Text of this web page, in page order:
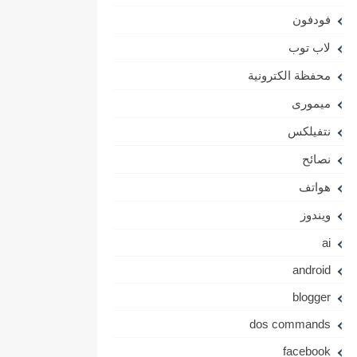
فودفون
لاب توب
محفظة الكترونية
ميمورى
نتفيلكس
نصائح
هواتف
ويندوز
ai
android
blogger
dos commands
facebook